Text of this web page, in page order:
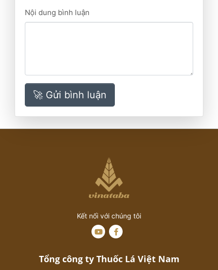
Nội dung bình luận
🚀 Gửi bình luận
Kết nối với chúng tôi
Tổng công ty Thuốc Lá Việt Nam